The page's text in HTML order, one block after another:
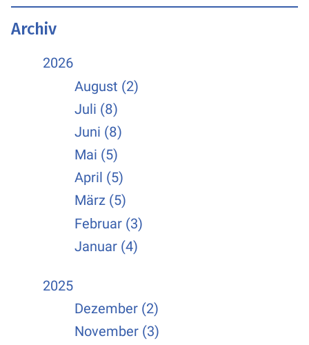
Archiv
2026
August (2)
Juli (8)
Juni (8)
Mai (5)
April (5)
März (5)
Februar (3)
Januar (4)
2025
Dezember (2)
November (3)